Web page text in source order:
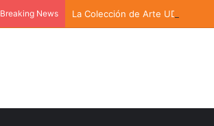
Breaking News La Colección de Arte UDLAP